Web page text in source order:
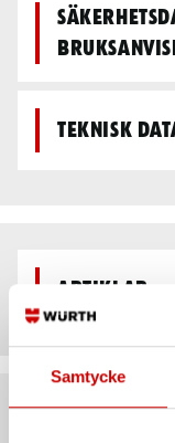
Samtycke
Teknisk
Artiklar